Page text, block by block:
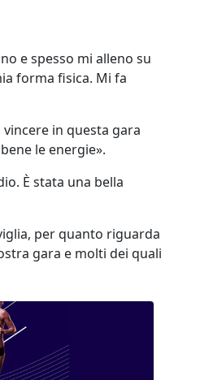
e spesso mi alleno su
forma fisica. Mi fa
in questa gara
le energie».
È stata una bella
per quanto riguarda
gara e molti dei quali